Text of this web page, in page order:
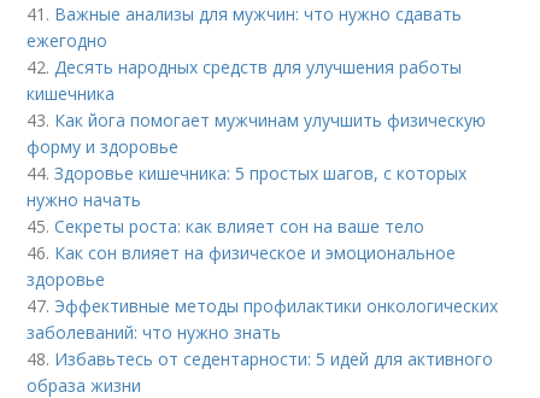
41. Важные анализы для мужчин: что нужно сдавать
ежегодно
42. Десять народных средств для улучшения работы
кишечника
43. Как йога помогает мужчинам улучшить физическую
форму и здоровье
44.Здоровье кишечника: 5 простых шагов, с которых
нужно начать
45.Секреты роста: как влияет сон на ваше тело
46. Как сон влияет на физическое и эмоциональное
здоровье
47. Эффективные методы профилактики онкологических
заболеваний: что нужно знать
48. Избавьтесь от седентарности: 5 идей для активного
образа жизни